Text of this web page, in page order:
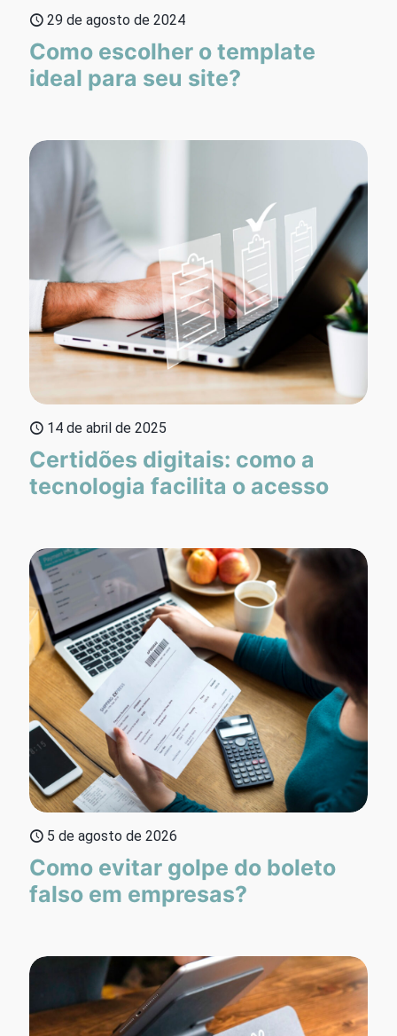
29 de agosto de 2024
Como escolher o template
ideal para seu site?
14 de abril de 2025
Certidões digitais: como a
tecnologia facilita o acesso
5 de agosto de 2026
Como evitar golpe do boleto
falso em empresas?